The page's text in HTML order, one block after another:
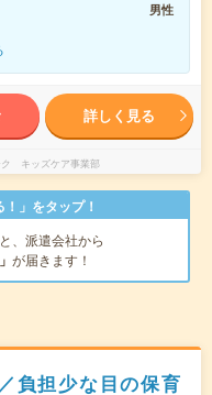
男性
詳しく見る
ク キッズケア事業部
」をタップ！
、派遣会社から
が届きます！
負担少な目の保育